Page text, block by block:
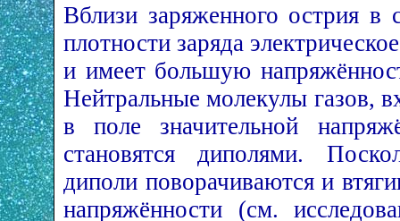
Вблизи заряженного острия в
плотности заряда
и имеет большую
Нейтральные молекулы газов,
в поле значительной
становятся диполями.
диполи поворачиваются и
напряжённости (см.